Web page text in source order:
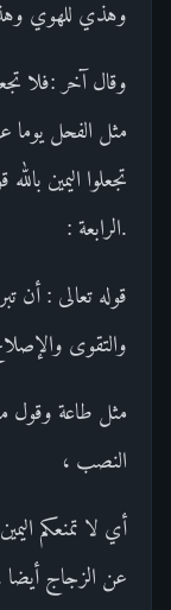
وهذي للهوي
وقال آخر :فلا
مثل الفحل يوما
تجعلوا اليمين
.الرابعة :
قوله تعالى : أن
والتقوى
مثل طاعة وقول
النصب ،
أي لا تمنعكم
عن الزجاج